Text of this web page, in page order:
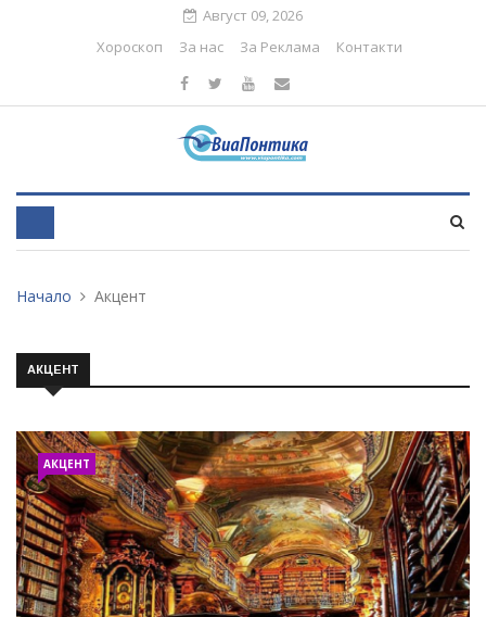
Август 09, 2026
Хороскоп
За нас За Реклама Контакти
Начало Акцент
АКЦЕНТ
АКЦЕНТ